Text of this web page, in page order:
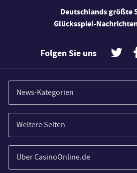
Deutschlands größte
Glücksspiel-
Folgen Sie uns
News-Kategorien
Casinos
Wirtschaft
Spiele
Weitere Seiten
Paypal Casinos
Novoline Casinos
Über CasinoOnline.de